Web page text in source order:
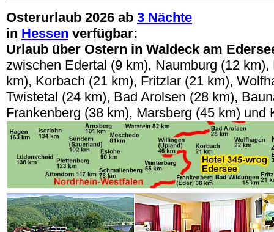
Osterurlaub 2026 ab 3 Nächte
in Hessen verfügbar:
Urlaub über Ostern in Waldeck am
zwischen Edertal (9 km), Naumburg (12
km), Korbach (21 km), Fritzlar (21 km),
Twistetal (24 km), Bad Arolsen (28 km),
Frankenberg (38 km), Marsberg (45 km) und